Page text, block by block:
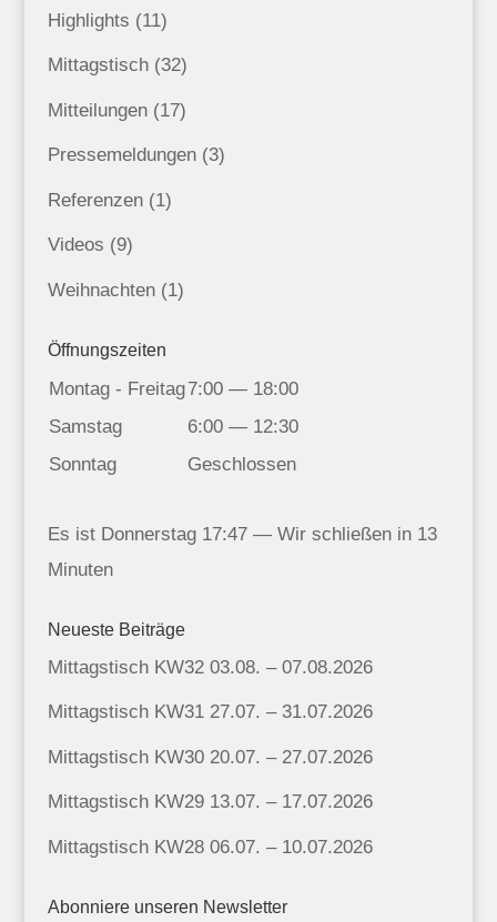
Highlights (11)
Mittagstisch(32)
Mitteilungen(17)
Pressemeldungen(3)
Referenzen(1)
Videos (9)
Weihnachten(1)
Öffnungszeiten
Montag - Freitag7:00 — 18:00
Samstag
6:00 — 12:30
Sonntag
Geschlossen
Es istDonnerstag17:47— Wir schließen in 13
Minuten
Neueste Beiträge
Mittagstisch KW32 03.08. – 07.08.2026
Mittagstisch KW31 27.07. – 31.07.2026
Mittagstisch KW30 20.07. – 27.07.2026
Mittagstisch KW29 13.07. – 17.07.2026
Mittagstisch KW28 06.07. – 10.07.2026
Abonniere unseren Newsletter